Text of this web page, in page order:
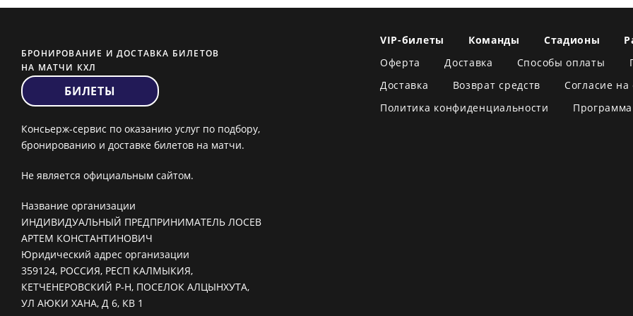
БРОНИРОВАНИЕ И ДОСТАВКА БИЛЕТОВ
НА МАТЧИ КХЛ
БИЛЕТЫ
Консьерж-сервис по оказанию услуг по подбору,
бронированию и доставке билетов на матчи.
Не является официальным сайтом.
Название организации
ИНДИВИДУАЛЬНЫЙ ПРЕДПРИНИМАТЕЛЬ ЛОСЕВ
АРТЕМ КОНСТАНТИНОВИЧ
Юридический адрес организации
359124, РОССИЯ, РЕСП КАЛМЫКИЯ,
КЕТЧЕНЕРОВСКИЙ Р-Н, ПОСЕЛОК АЛЦЫНХУТА,
УЛ АЮКИ ХАНА, Д 6, КВ 1
VIP-билеты Команды Стадионы
Оферта
Доставка Способы оплаты
Доставка
Возврат средств
Согласие
Политика конфиденциальности